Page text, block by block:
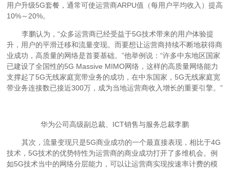
用户升级5G套餐，通常可使运营商ARPU值（每用户平均收入）提高
10%～20%。
李鹏认为，“众多运营商已经受益于5G技术带来的用户体验提
升，用户的平滑迁移和流量变现。而要想让运营商持续不断地获得商
业成功，高质量的网络是首要基础。”他举例说：“许多中东地区国家
已建设了全国性的5G Massive MIMO网络，这样的高质量网络能力
支撑起了5G无线家庭宽带业务的成功，在中东国家，5G无线家庭宽
带业务连接数已接近300万，成为当地运营商收入增长的重要引擎。”
华为公司高级副总裁、ICT销售与服务总裁李鹏
其次，流量变现只是5G商业成功的一个最直接表现，相比于4G
技术，5G技术的优势特性为运营商的商业成功打开了多维机会。例
如5G技术当中的网络分层能力，可以让运营商实现按速率计费的模